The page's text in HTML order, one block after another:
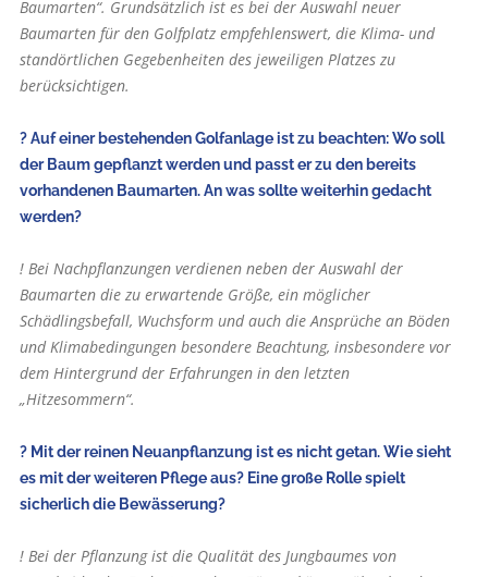
Baum­arten“. Grundsätzlich ist es bei der Auswahl neuer
Baumarten für den Golfplatz empfehlenswert, die Klima- und
standörtlichen Gegebenheiten des jeweiligen Platzes zu
berücksichtigen.
? Auf einer bestehenden Golfanlage ist zu beachten: Wo soll
der Baum gepflanzt werden und passt er zu den bereits
vorhandenen Baumarten. An was sollte weiterhin gedacht
werden?
! Bei Nachpflanzungen verdienen neben der Auswahl der
Baumarten die zu erwartende Größe, ein möglicher
Schädlingsbefall, Wuchsform und auch die Ansprüche an Böden
und Klimabedingungen besondere Beachtung, insbesondere vor
dem Hintergrund der Erfahrungen in den letzten
„Hitzesommern“.
? Mit der reinen Neuanpflanzung ist es nicht getan. Wie sieht
es mit der weiteren Pflege aus? Eine große Rolle spielt
sicherlich die Bewässerung?
! Bei der Pflanzung ist die Qualität des Jungbaumes von